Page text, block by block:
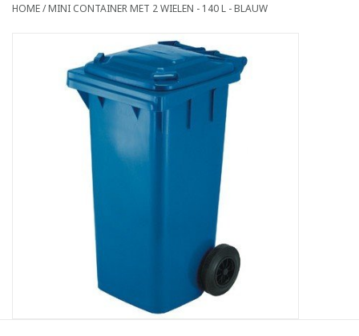
HOME/MINI CONTAINER MET 2 WIELEN - 140 L - BLAUW